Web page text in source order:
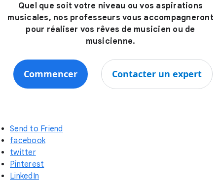
Quel que soit votre niveau ou vos aspirations
musicales, nos professeurs vous accompagneront
pour réaliser vos rêves de musicien ou de
musicienne.
Commencer Contacter un expert
Send to Friend
facebook
twitter
Pinterest
LinkedIn